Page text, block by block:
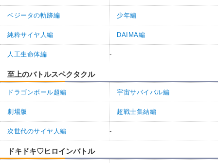
ベジータの軌跡編 少年編
純粋サイヤ人編 DAIMA編
人工生命体編 -
至上のバトルスペクタクル
ドラゴンボール超編 宇宙サバイバル編
劇場版 超戦士集結編
次世代のサイヤ人編 -
ドキドキ♡ヒロインバトル